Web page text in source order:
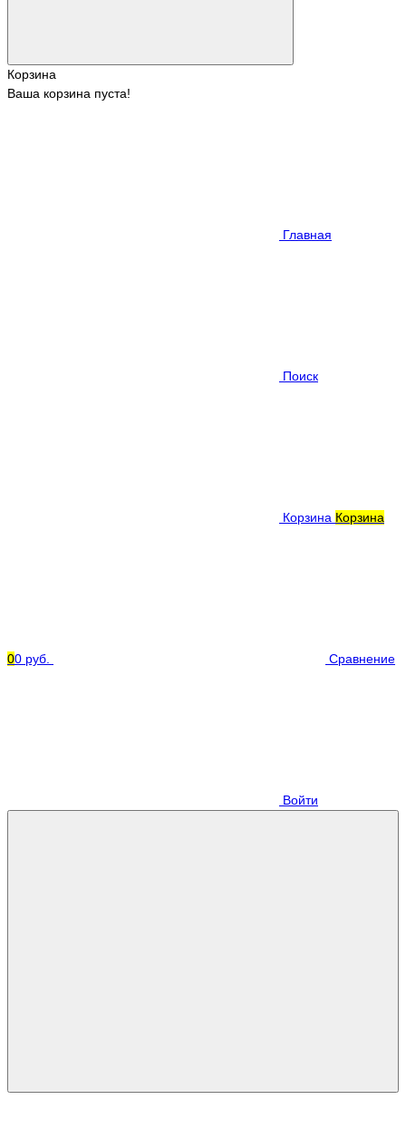
Корзина
Ваша корзина пуста!
Главная
Поиск
Корзина Корзина
00 руб. Сравнение
Войти